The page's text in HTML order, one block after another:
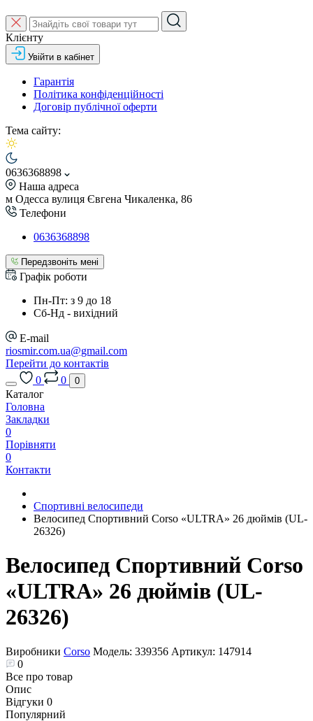
Клієнту
Увійти в кабінет
Гарантія
Політика конфіденційності
Договір публічної оферти
Тема сайту:
0636368898
Наша адреса
м Одесса вулиця Євгена Чикаленка, 86
Телефони
0636368898
Передзвоніть мені
Графік роботи
Пн-Пт: з 9 до 18
Сб-Нд - вихідний
E-mail
riosmir.com.ua@gmail.com
Перейти до контактів
0
0 0
Каталог
Головна
Закладки
0
Порівняти
0
Контакти
Спортивні велосипеди
Велосипед Спортивний Corso «ULTRA» 26 дюймів (UL-
26326)
Велосипед Спортивний Corso
«ULTRA» 26 дюймів (UL-
26326)
Виробники Corso Модель: 339356 Артикул: 147914
0
Все про товар
Опис
Відгуки 0
Популярний